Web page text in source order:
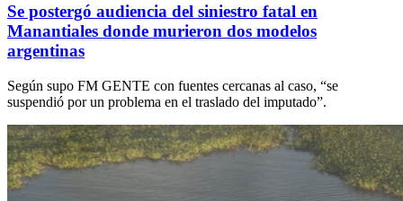
Se postergó audiencia del siniestro fatal en
Manantiales donde murieron dos modelos
argentinas
Según supo FM GENTE con fuentes cercanas al caso, “se
suspendió por un problema en el traslado del imputado”.